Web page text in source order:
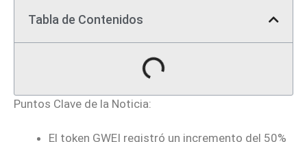
Tabla de Contenidos
Puntos Clave de la Noticia:
El token GWEI registró un incremento del 50%